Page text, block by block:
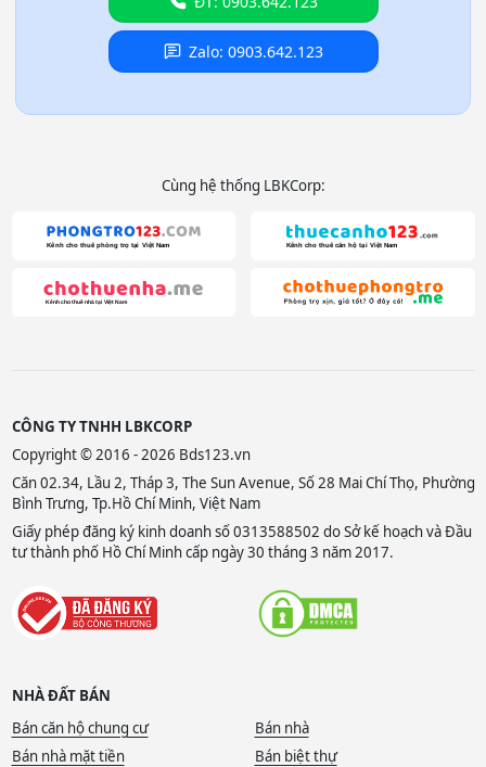
Zalo: 0903.642.123
Cùng hệ thống LBKCorp:
CÔNG TY TNHH LBKCORP
Copyright © 2016 - 2026 Bds123.vn
Căn 02.34, Lầu 2, Tháp 3, The Sun Avenue, Số 28 Mai Chí Thọ, Phường
Bình Trưng, Tp.Hồ Chí Minh, Việt Nam
Giấy phép đăng ký kinh doanh số 0313588502 do Sở kế hoạch và Đầu
tư thành phố Hồ Chí Minh cấp ngày 30 tháng 3 năm 2017.
NHÀ ĐẤT BÁN
Bán căn hộ chung cư
Bán nhà
Bán nhà mặt tiền
Bán biệt thự